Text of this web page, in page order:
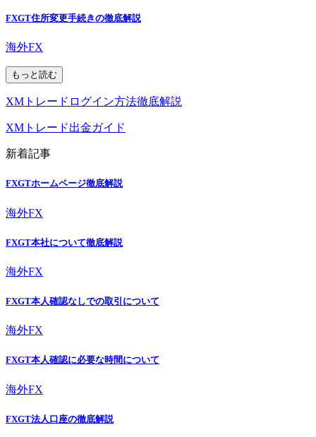
FXGT住所変更手続きの徹底解説
海外FX
もっと読む
XMトレードログイン方法徹底解説
XMトレード出金ガイド
新着記事
FXGTホームページ徹底解説
海外FX
FXGT本社について徹底解説
海外FX
FXGT本人確認なしでの取引について
海外FX
FXGT本人確認に必要な時間について
海外FX
FXGT法人口座の徹底解説